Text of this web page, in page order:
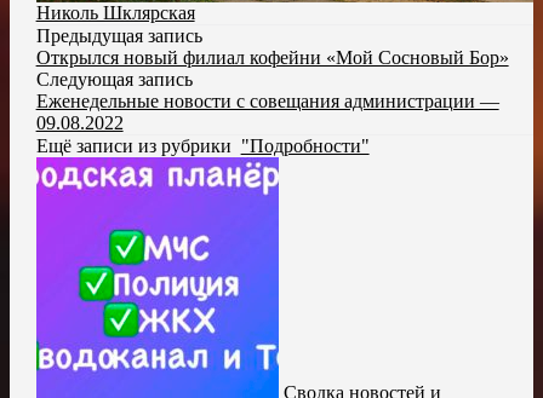
Николь Шклярская
Предыдущая запись
Открылся новый филиал кофейни «Мой Сосновый Бор»
Следующая запись
Еженедельные новости с совещания администрации —
09.08.2022
Ещё записи из рубрики "Подробности"
Сводка новостей и